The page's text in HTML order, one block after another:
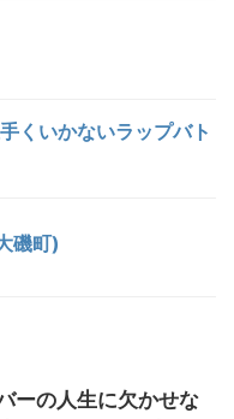
くいかないラップバト
磯町)
ーの人生に欠かせな